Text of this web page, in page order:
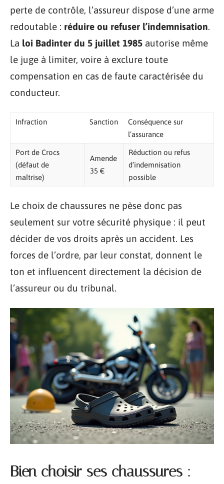
perte de contrôle, l’assureur dispose d’une arme
redoutable : réduire ou refuser l’indemnisation.
La loi Badinter du 5 juillet 1985 autorise même
le juge à limiter, voire à exclure toute
compensation en cas de faute caractérisée du
conducteur.
Infraction Sanction
Conséquence sur
l’assurance
Port de Crocs
(défaut de
maîtrise)
Amende
35 €
Réduction ou refus
d’indemnisation
possible
Le choix de chaussures ne pèse donc pas
seulement sur votre sécurité physique : il peut
décider de vos droits après un accident. Les
forces de l’ordre, par leur constat, donnent le
ton et influencent directement la décision de
l’assureur ou du tribunal.
Bien choisir ses chaussures :